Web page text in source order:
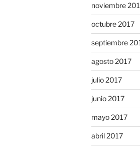
noviembre
octubre 2017
septiembre
agosto 2017
julio 2017
junio 2017
mayo 2017
abril 2017